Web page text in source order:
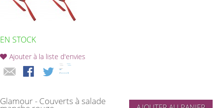
EN STOCK
Ajouter à la liste d'envies
Glamour - Couverts à salade